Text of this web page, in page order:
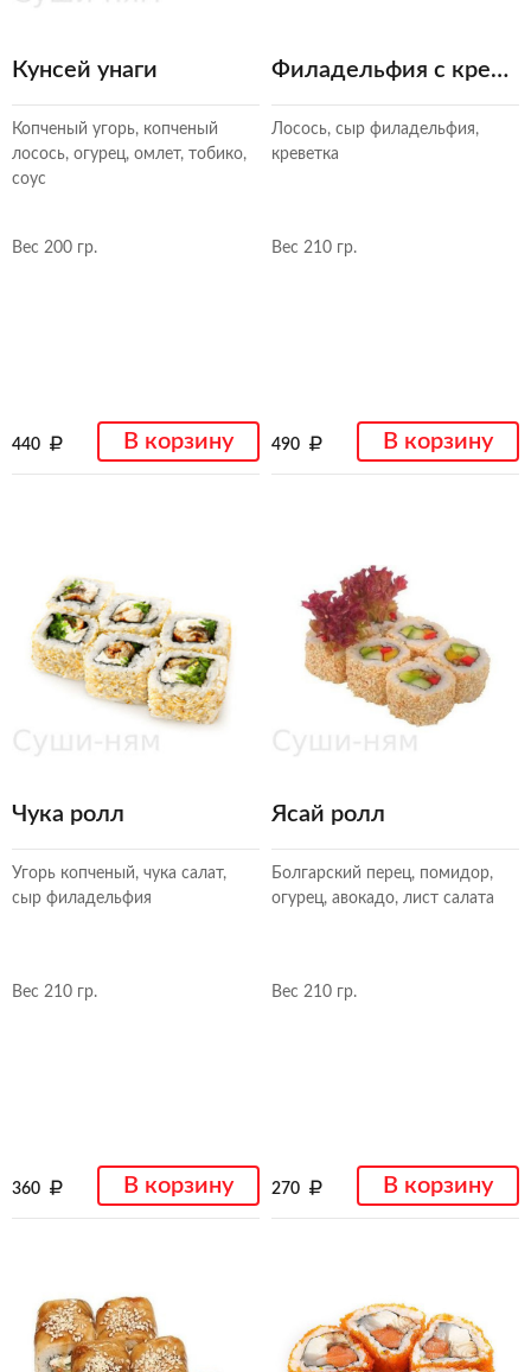
Кунсей унаги
Копченый угорь, копченый
лосось, огурец, омлет, тобико,
соус
Вес 200 гр.
440 В корзину
Филадельфия с креветкой
Лосось, сыр филадельфия,
креветка
Вес 210 гр.
490 В корзину
Чука ролл
Угорь копченый, чука салат,
сыр филадельфия
Вес 210 гр.
360 В корзину
Ясай ролл
Болгарский перец, помидор,
огурец, авокадо, лист салата
Вес 210 гр.
270 В корзину